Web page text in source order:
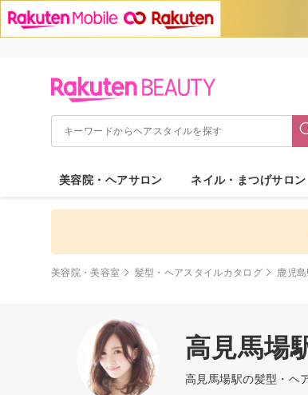
美容院・ヘアサロン ネイル・まつげサロン
美容院・美容室 髪型・ヘアスタイルカタログ 鹿児島
高見馬場
高見馬場駅の髪型・ヘ